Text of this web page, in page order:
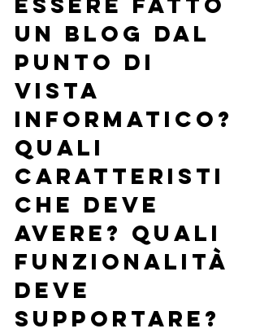
un blog dal
punto di
vista
informatico?
Quali
caratteristi
che deve
avere? Quali
funzionalità
deve
supportare?